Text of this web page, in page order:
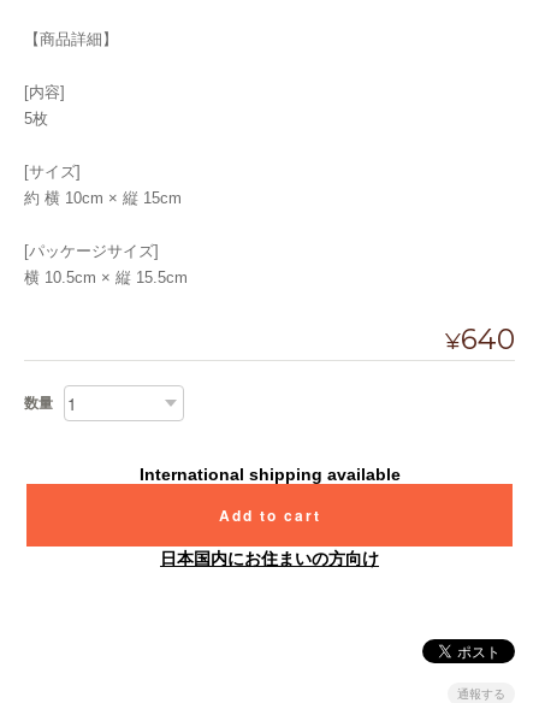
【商品詳細】
[内容]
5枚
[サイズ]
約 横 10cm × 縦 15cm
[パッケージサイズ]
横 10.5cm × 縦 15.5cm
¥640
数量
International shipping available
Add to cart
日本国内にお住まいの方向け
通報する